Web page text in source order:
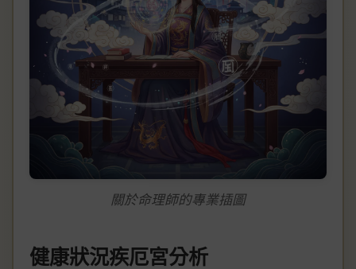
關於命理師的專業插圖
健康狀況疾厄宮分析